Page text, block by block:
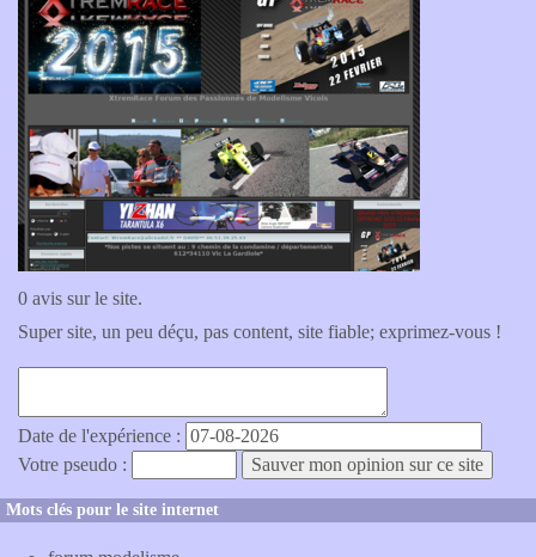
0 avis sur le site.
Super site, un peu déçu, pas content, site fiable; exprimez-vous !
Date de l'expérience :
Votre pseudo :
Mots clés pour le site internet